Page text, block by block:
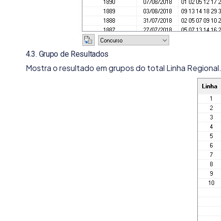
4.3. Grupo de Resultados
Mostra o resultado em grupos do total Linha Regional.